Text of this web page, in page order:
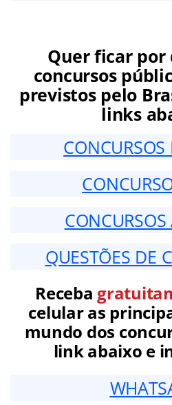
Quer ficar por
concursos
previstos pelo
links
CONCURSOS
CONCURSOS
QUESTÕES DE
Receba
celular as
mundo dos
link abaixo e